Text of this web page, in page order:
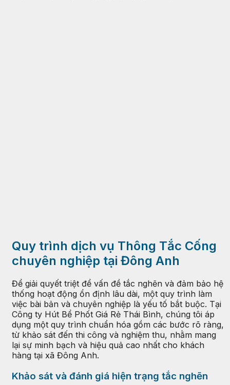
Quy trình dịch vụ Thông Tắc Cống
chuyên nghiệp tại Đông Anh
Để giải quyết triệt để vấn đề tắc nghẽn và đảm bảo hệ
thống hoạt động ổn định lâu dài, một quy trình làm
việc bài bản và chuyên nghiệp là yếu tố bắt buộc. Tại
Công ty Hút Bể Phốt Giá Rẻ Thái Bình, chúng tôi áp
dụng một quy trình chuẩn hóa gồm các bước rõ ràng,
từ khảo sát đến thi công và nghiệm thu, nhằm mang
lại sự minh bạch và hiệu quả cao nhất cho khách
hàng tại xã Đông Anh.
Khảo sát và đánh giá hiện trạng tắc nghẽn